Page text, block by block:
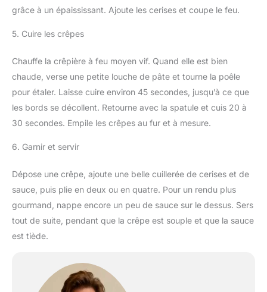
grâce à un épaississant. Ajoute les cerises et coupe le feu.
5. Cuire les crêpes
Chauffe la crêpière à feu moyen vif. Quand elle est bien
chaude, verse une petite louche de pâte et tourne la poêle
pour étaler. Laisse cuire environ 45 secondes, jusqu’à ce que
les bords se décollent. Retourne avec la spatule et cuis 20 à
30 secondes. Empile les crêpes au fur et à mesure.
6. Garnir et servir
Dépose une crêpe, ajoute une belle cuillerée de cerises et de
sauce, puis plie en deux ou en quatre. Pour un rendu plus
gourmand, nappe encore un peu de sauce sur le dessus. Sers
tout de suite, pendant que la crêpe est souple et que la sauce
est tiède.